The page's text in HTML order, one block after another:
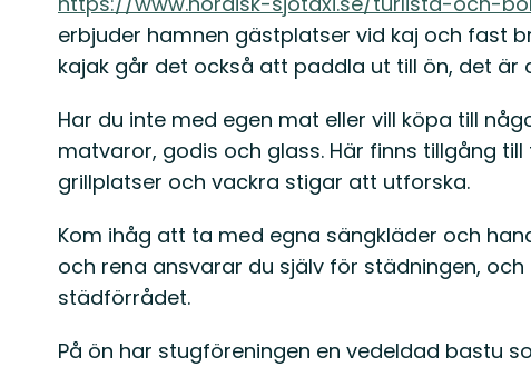
erbjuder hamnen gästplatser vid kaj och fast
kajak går det också att paddla ut till ön, det är
Har du inte med egen mat eller vill köpa till
matvaror, godis och glass. Här finns tillgång
grillplatser och vackra stigar att utforska.
Kom ihåg att ta med egna sängkläder och
och rena ansvarar du själv för städningen,
städförrådet.
På ön har stugföreningen en vedeldad bastu